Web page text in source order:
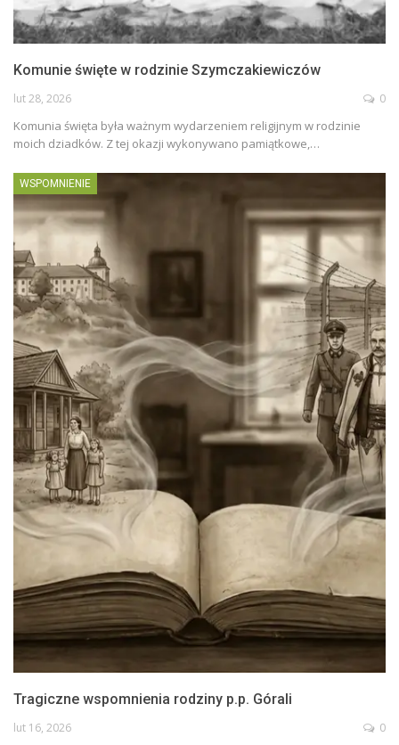
Komunie święte w rodzinie Szymczakiewiczów
lut 28, 2026 0
Komunia święta była ważnym wydarzeniem religijnym w rodzinie
moich dziadków. Z tej okazji wykonywano pamiątkowe,…
WSPOMNIENIE
Tragiczne wspomnienia rodziny p.p. Górali
lut 16, 2026 0